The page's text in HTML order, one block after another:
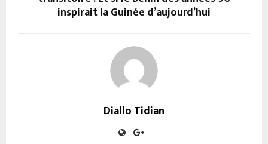
inspirait la Guinée d’aujourd’hui
Diallo Tidian